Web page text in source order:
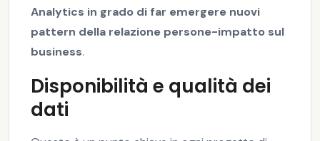
Analytics in grado di far emergere nuovi
pattern della relazione persone-impatto sul
business.
Disponibilità e qualità dei
dati